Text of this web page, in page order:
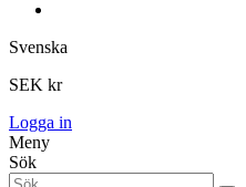
Svenska
SEK kr
Logga in
Meny
Sök